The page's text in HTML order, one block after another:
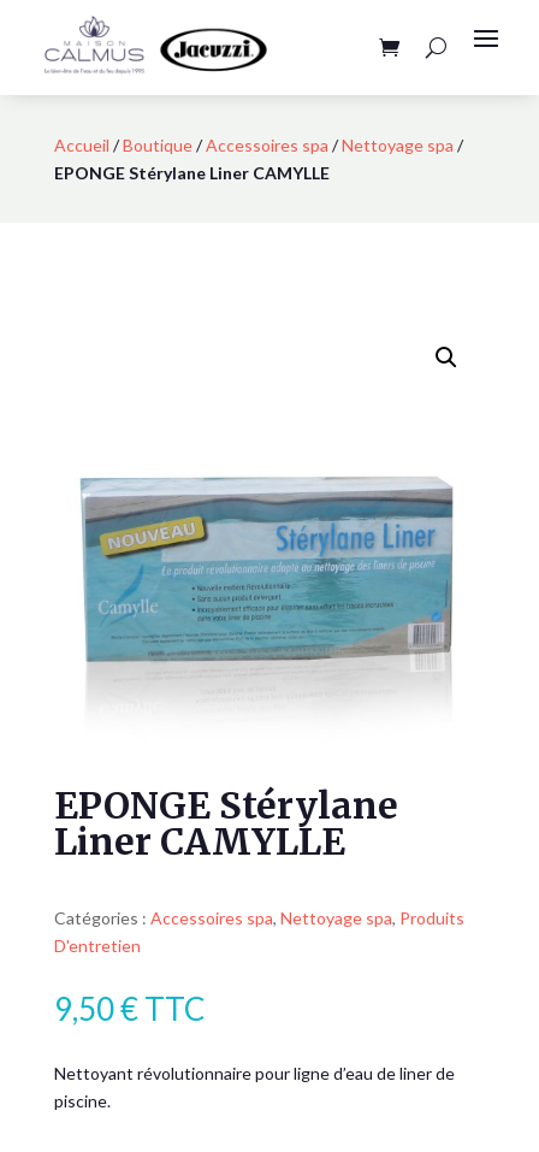
Accueil /Boutique/Accessoires spa /Nettoyage spa /
EPONGE Stérylane Liner CAMYLLE
EPONGE Stérylane
Liner CAMYLLE
Catégories : Accessoires spa, Nettoyage spa, Produits
D'entretien
9,50€TTC
Nettoyant révolutionnaire pour ligne d’eau de liner de
piscine.